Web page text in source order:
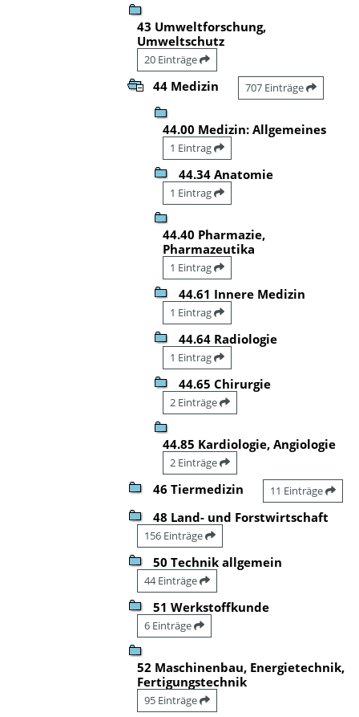
43 Umweltforschung,
Umweltschutz
20 Einträge
44 Medizin 707 Einträge
44.00 Medizin: Allgemeines
1 Eintrag
44.34 Anatomie
1 Eintrag
44.40 Pharmazie,
Pharmazeutika
1 Eintrag
44.61 Innere Medizin
1 Eintrag
44.64 Radiologie
1 Eintrag
44.65 Chirurgie
2 Einträge
44.85 Kardiologie, Angiologie
2 Einträge
46 Tiermedizin 11 Einträge
48 Land- und Forstwirtschaft
156 Einträge
50 Technik allgemein
44 Einträge
51 Werkstoffkunde
6 Einträge
52 Maschinenbau, Energietechnik,
Fertigungstechnik
95 Einträge